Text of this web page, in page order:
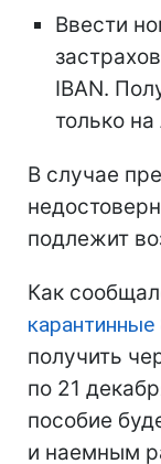
Ввести
IBAN.
только
В случае
подлежит
Как
карантинные
получить
по 21
пособие
и наемным